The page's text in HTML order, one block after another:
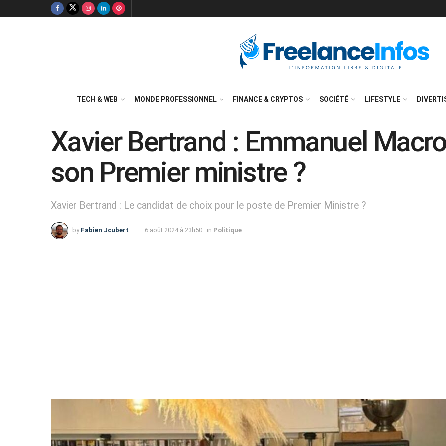
TECH & WEB MONDE PROFESSIONNEL FINANCE & CRYPTOS SOCIÉTÉ LIFESTYLE
Xavier Bertrand : Emmanuel
son Premier ministre ?
Xavier Bertrand : Le candidat de choix pour le poste de Premier Ministre ?
by Fabien Joubert 6 août 2024 à 23h50 in Politique